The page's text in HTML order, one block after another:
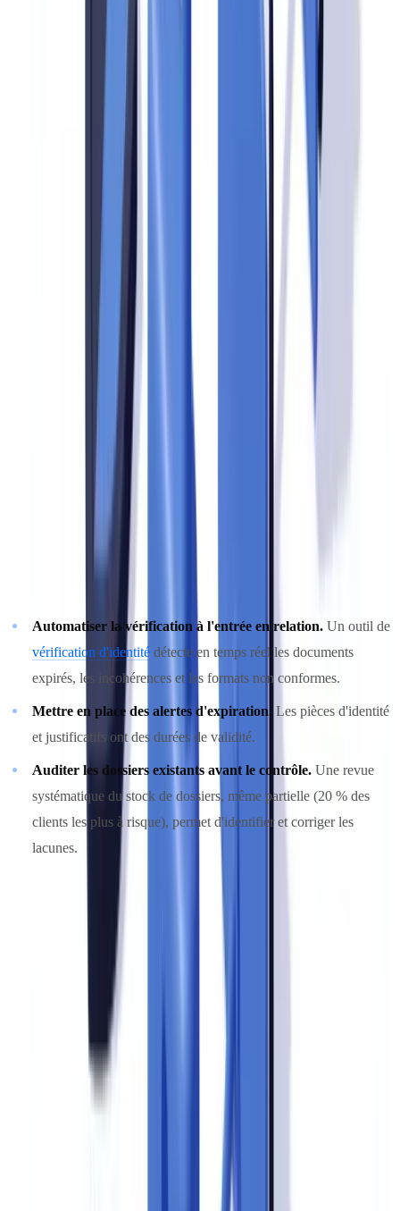
L'analyse de CheckFile.ai sur 2 400
(9 %) et pièces manquantes (7 %). Les données agrégées de nos
clients — plus de 85 entreprises couvrant 32 juridictions —
montrent que les compagnies utilisant la vérification automatisée
atteignent un taux de conformité audit de 99,2 %, contre moins de
dans des politiques de conformité sophistiquées, mais trébuchent sur
l'exécution opérationnelle : un passeport périmé non détecté, un
Lors d'un contrôle CANAFE, les vérificateurs prélèvent un
échantillon de dossiers clients et vérifient la complétude et la validité
de chaque pièce. Un taux d'anomalie élevé sur l'échantillon
Automatiser la vérification à l'entrée en relation. Un outil de
vérification d'identité détecte en temps réel les documents
expirés, les incohérences et les formats non conformes.
Mettre en place des alertes d'expiration. Les pièces d'identité
et justificatifs ont des durées de validité.
Auditer les dossiers existants avant le contrôle. Une revue
systématique du stock de dossiers, même partielle (20 % des
clients les plus à risque), permet d'identifier et corriger les
lacunes.
Préparer les équipes aux entretiens avec les
Les vérificateurs de CANAFE ne se limitent pas aux documents. Ils
interrogent les opérationnels pour évaluer si les procédures sont
comprises et appliquées au quotidien.
Un collaborateur qui ne sait pas expliquer la procédure de
vigilance renforcée crée un doute systémique.
déduisent que la formation est insuffisante ou que les procédures ne